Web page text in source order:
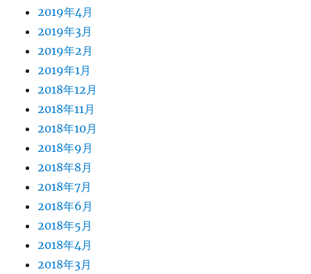
2019年4月
2019年3月
2019年2月
2019年1月
2018年12月
2018年11月
2018年10月
2018年9月
2018年8月
2018年7月
2018年6月
2018年5月
2018年4月
2018年3月